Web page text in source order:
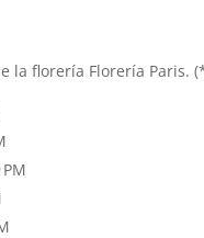
la florería Florería Paris.